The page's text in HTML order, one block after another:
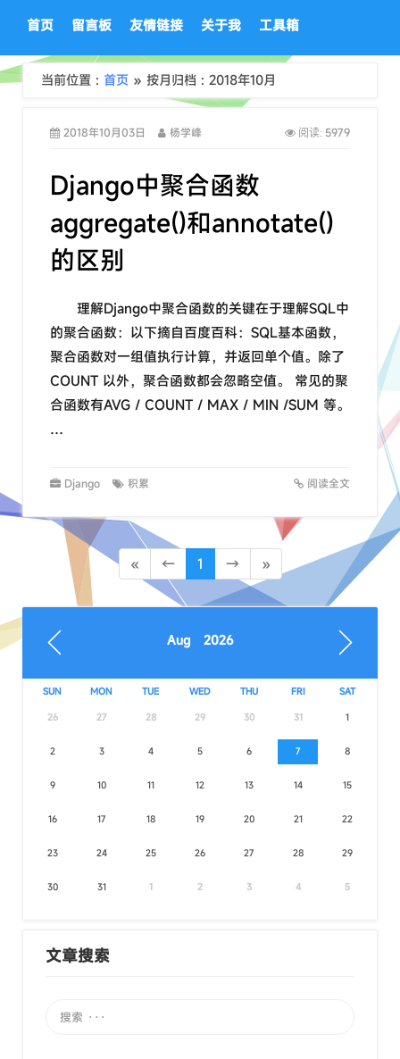
首页 留言板 友情链接 关于我 工具箱
当前位置 : 首页 » 按月归档 : 2018年10月
2018年10月03日 杨学峰 阅读: 5979
Django中聚合函数
aggregate()和annotate()
的区别
理解Django中聚合函数的关键在于理解SQL中
的聚合函数：以下摘自百度百科：SQL基本函数，
聚合函数对一组值执行计算，并返回单个值。除了
COUNT 以外，聚合函数都会忽略空值。 常见的聚
合函数有AVG / COUNT / MAX / MIN /SUM 等。
…
Django 积累 阅读全文
« ← 1 → »
Aug 2026
SUN MON TUE WED THU FRI SAT
26 27 28 29 30 31 1
2 3 4 5 6 7 8
9 10 11 12 13 14 15
16 17 18 19 20 21 22
23 24 25 26 27 28 29
30 31 1 2 3 4 5
文章搜索